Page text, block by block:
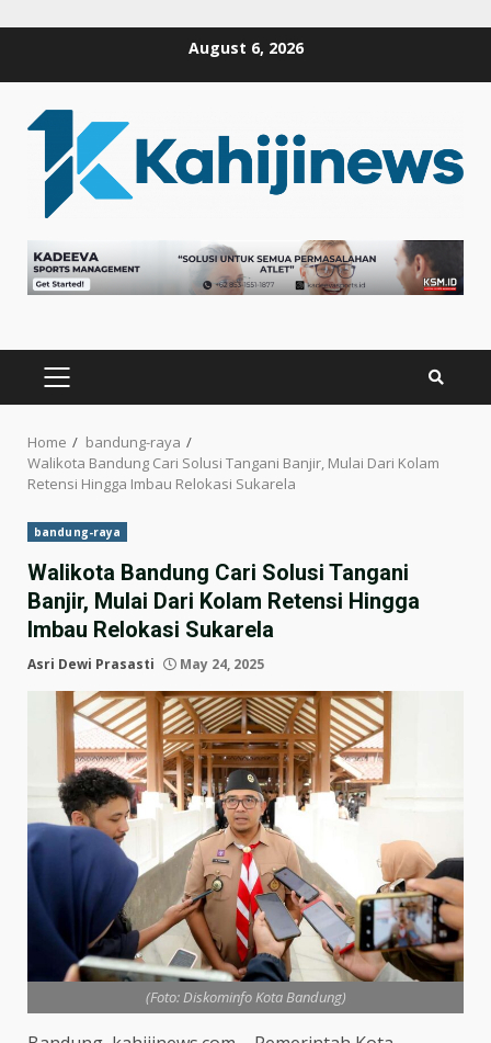
August 6, 2026
PRIMARY
MENU
Home
bandung-raya
Walikota Bandung Cari Solusi Tangani Banjir, Mulai Dari Kolam
Retensi Hingga Imbau Relokasi Sukarela
bandung-raya
Walikota Bandung Cari Solusi Tangani
Banjir, Mulai Dari Kolam Retensi Hingga
Imbau Relokasi Sukarela
Asri Dewi Prasasti May 24, 2025
(Foto: Diskominfo Kota Bandung)